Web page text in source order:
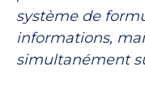
système de
informations,
simultanément